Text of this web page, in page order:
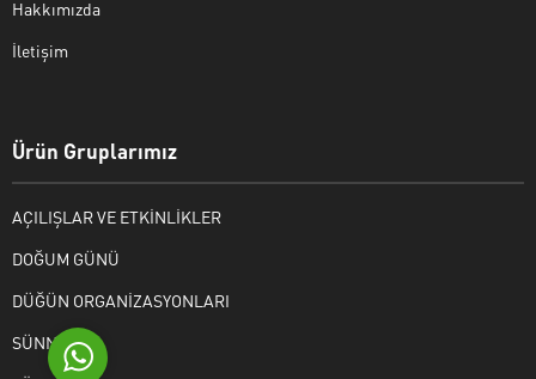
Hakkımızda
İletişim
Ürün Gruplarımız
AÇILIŞLAR VE ETKİNLİKLER
DOĞUM GÜNÜ
DÜĞÜN ORGANİZASYONLARI
SÜNNET